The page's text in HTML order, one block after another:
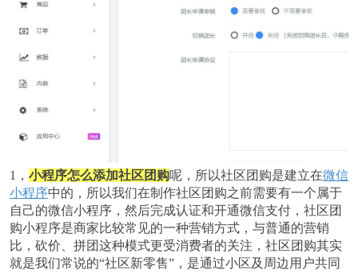
1， 小程序怎么添加社区团购呢，所以社区团购是建立在微信
小程序中的，所以我们在制作社区团购之前需要有一个属于
自己的微信小程序，然后完成认证和开通微信支付，社区团
购小程序是商家比较常见的一种营销方式，与普通的营销
比，砍价、拼团这种模式更受消费者的关注，社区团购其实
就是我们常说的“社区新零售”，是通过小区及周边用户共同